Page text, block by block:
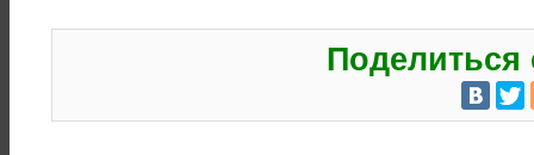
Поделиться